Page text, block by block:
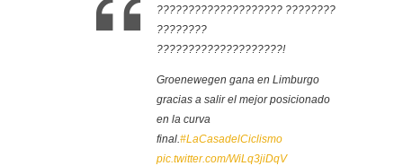
???????????????????? ????????
????????
????????????????????!
Groenewegen gana en Limburgo
gracias a salir el mejor posicionado
en la curva
final.#LaCasadelCiclismo
pic.twitter.com/WiLq3jiDqV